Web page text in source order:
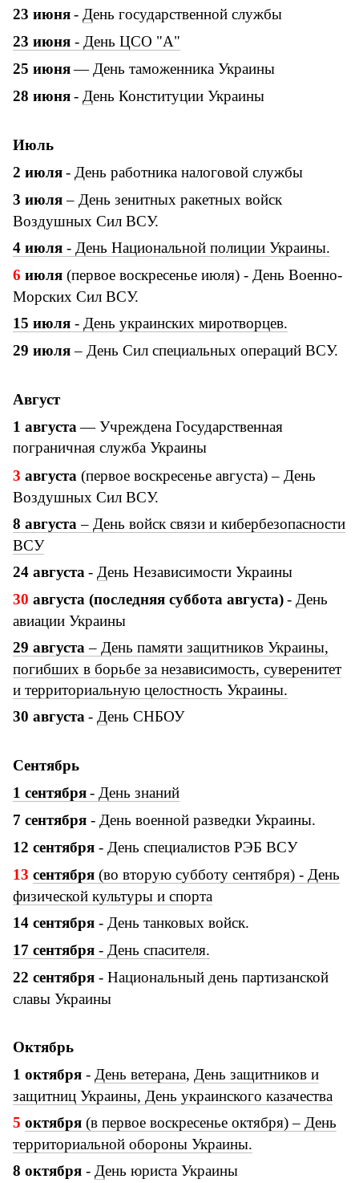
23 июня- День государственной службы
23 июня - День ЦСО "А"
25 июня— День таможенника Украины
28 июня- День Конституции Украины
Июль
2 июля- День работника налоговой службы
3 июля– День зенитных ракетных войск
Воздушных Сил ВСУ.
4 июля - День Национальной полиции Украины.
6 июля (первое воскресенье июля) - День Военно-
Морских Сил ВСУ.
15 июля - День украинских миротворцев.
29 июля– День Сил специальных операций ВСУ.
Август
1 августа —Учреждена Государственная
пограничная служба Украины
3 августа (первое воскресенье августа) – День
Воздушных Сил ВСУ.
8 августа– День войск связи и кибербезопасности
ВСУ
24 августа - День Независимости Украины
30 августа (последняя суббота августа)- День
авиации Украины
29 августа– День памяти защитников Украины,
погибших в борьбе за независимость, суверенитет
и территориальную целостность Украины.
30 августа - День СНБОУ
Сентябрь
1 сентября- День знаний
7 сентября - День военной разведки Украины.
12 сентября - День специалистов РЭБ ВСУ
13 сентября (во вторую субботу сентября) - День
физической культуры и спорта
14 сентября - День танковых войск.
17 сентября - День спасителя.
22 сентября - Национальный день партизанской
славы Украины
Октябрь
1 октября - День ветерана, День защитников и
защитниц Украины, День украинского казачества
5 октября (в первое воскресенье октября) – День
территориальной обороны Украины.
8 октября - День юриста Украины